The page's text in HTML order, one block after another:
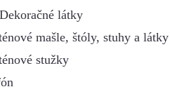
Dekoračné látky
mašle, štóly, stuhy a látky
stužky